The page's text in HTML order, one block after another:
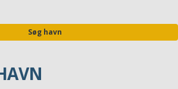
Søg havn